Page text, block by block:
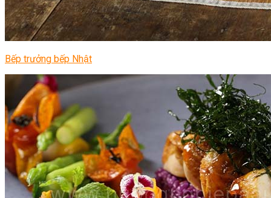
Bếp trưởng bếp Nhật